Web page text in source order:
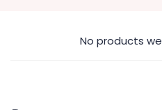
No products